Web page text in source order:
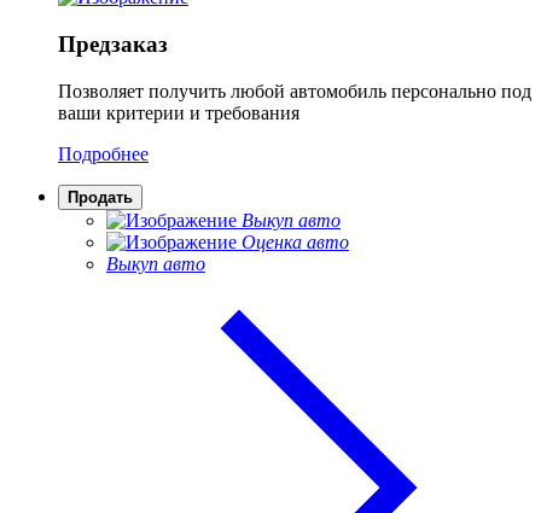
Предзаказ
Позволяет получить любой автомобиль персонально под
ваши критерии и требования
Подробнее
Продать
Выкуп авто
Оценка авто
Выкуп авто